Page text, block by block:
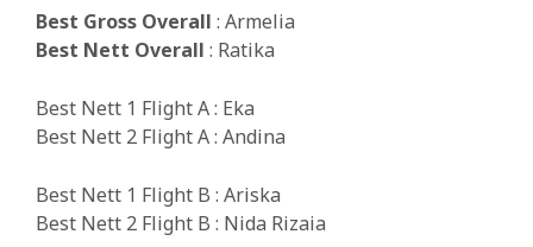
Best Gross Overall : Armelia
Best Nett Overall : Ratika
Best Nett 1 Flight A : Eka
Best Nett 2 Flight A : Andina
Best Nett 1 Flight B : Ariska
Best Nett 2 Flight B : Nida Rizaia